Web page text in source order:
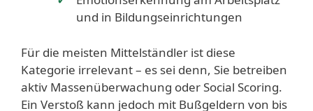
und in Bildungseinrichtungen
Für die meisten Mittelständler ist diese
Kategorie irrelevant – es sei denn, Sie betreiben
aktiv Massenüberwachung oder Social Scoring.
Ein Verstoß kann jedoch mit Bußgeldern von bis